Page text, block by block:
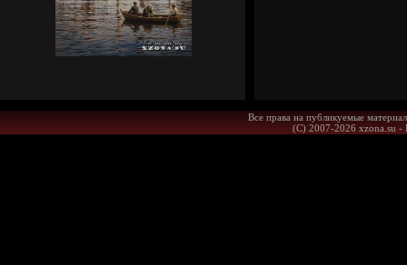
Все права на публикуемые
(С) 2007-2026 xzona.su -